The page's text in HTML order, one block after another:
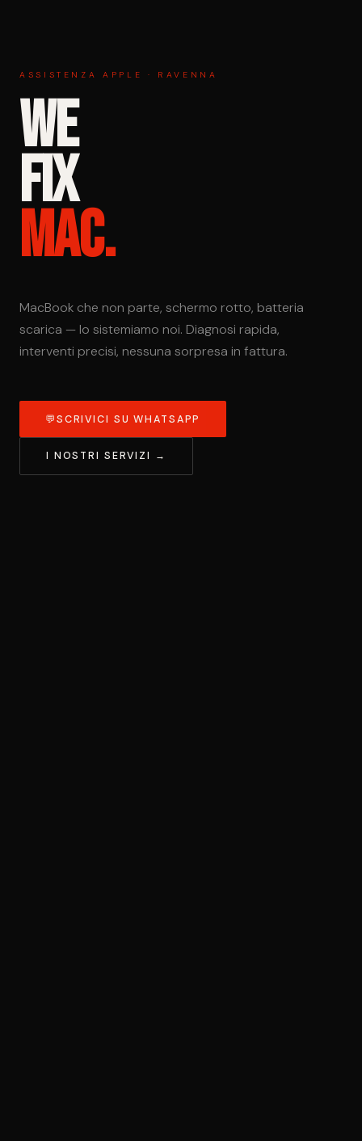
ASSISTENZA APPLE · RAVENNA
WE
FIX
MAC.
MacBook che non parte, schermo rotto, batteria
scarica — lo sistemiamo noi. Diagnosi rapida,
interventi precisi, nessuna sorpresa in fattura.
💬SCRIVICI SU WHATSAPP
I NOSTRI SERVIZI →